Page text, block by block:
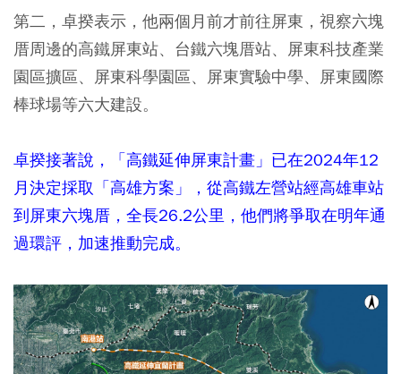
第二，卓揆表示，他兩個月前才前往屏東，視察六塊
厝周邊的高鐵屏東站、台鐵六塊厝站、屏東科技產業
園區擴區、屏東科學園區、屏東實驗中學、屏東國際
棒球場等六大建設。
卓揆接著說，「高鐵延伸屏東計畫」已在2024年12
月決定採取「高雄方案」，從高鐵左營站經高雄車站
到屏東六塊厝，全長26.2公里，他們將爭取在明年通
過環評，加速推動完成。